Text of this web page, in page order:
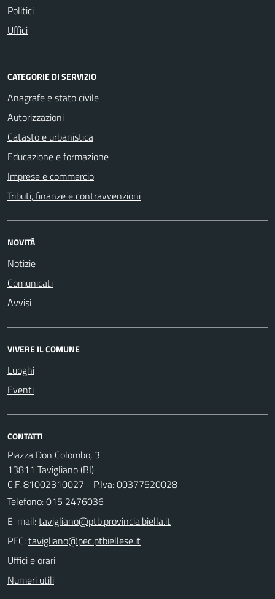
Politici
Uffici
CATEGORIE DI SERVIZIO
Anagrafe e stato civile
Autorizzazioni
Catasto e urbanistica
Educazione e formazione
Imprese e commercio
Tributi, finanze e contravvenzioni
NOVITÀ
Notizie
Comunicati
Avvisi
VIVERE IL COMUNE
Luoghi
Eventi
CONTATTI
Piazza Don Colombo, 3
13811 Tavigliano (BI)
C.F. 81002310027 - P.Iva: 00377520028
Telefono:015 2476036
E-mail:
PEC:
Uffici e orari
Numeri utili